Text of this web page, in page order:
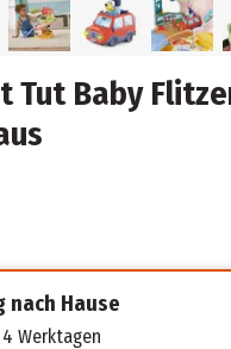
Tut Baby
nach Hause
Werktagen